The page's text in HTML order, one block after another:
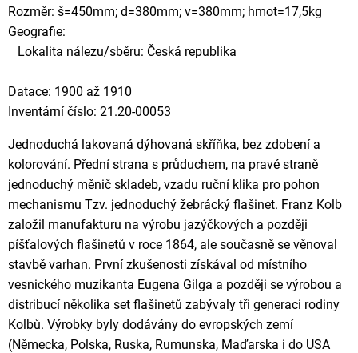
Rozměr: š=450mm; d=380mm; v=380mm; hmot=17,5kg
Geografie:
Lokalita nálezu/sběru: Česká republika
Datace: 1900 až 1910
Inventární číslo: 21.20-00053
Jednoduchá lakovaná dýhovaná skříňka, bez zdobení a
kolorování. Přední strana s průduchem, na pravé straně
jednoduchý měnič skladeb, vzadu ruční klika pro pohon
mechanismu Tzv. jednoduchý žebrácký flašinet. Franz Kolb
založil manufakturu na výrobu jazýčkových a později
píšťalových flašinetů v roce 1864, ale současně se věnoval
stavbě varhan. První zkušenosti získával od místního
vesnického muzikanta Eugena Gilga a později se výrobou a
distribucí několika set flašinetů zabývaly tři generaci rodiny
Kolbů. Výrobky byly dodávány do evropských zemí
(Německa, Polska, Ruska, Rumunska, Maďarska i do USA